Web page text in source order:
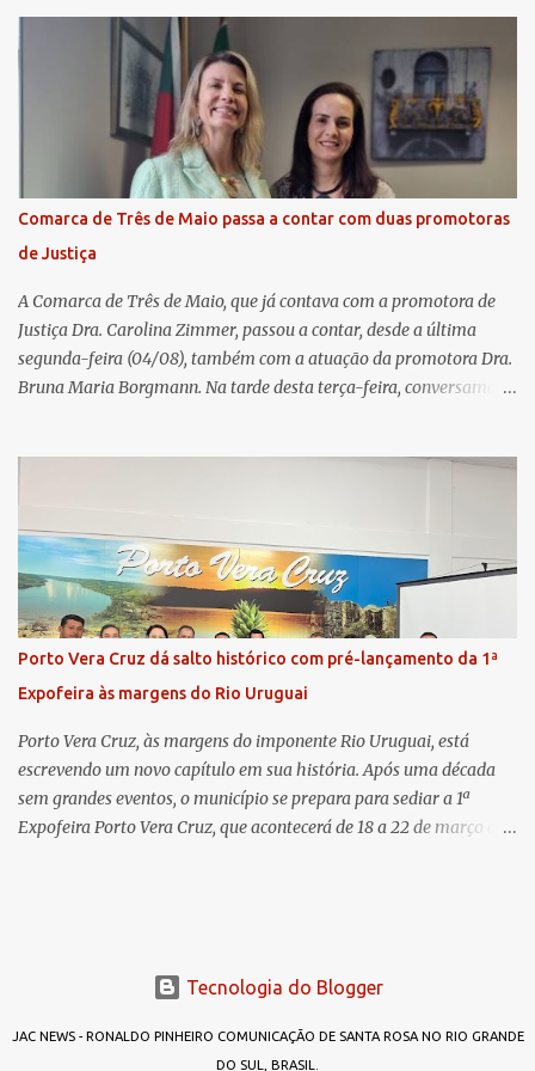
futuro. O evento ocorreu presencialmente em Santa Rosa/RS com
transmissão simultânea para os coordenadores capixabas, que
estavam reunidos em Cachoeiro de Itapemirim / ES. Durante a
Assembleia Geral Extraordinária, foram debatidas e aprovadas
pautas estratégicas, como a atualização da Política de
Remuneração dos Administradores Estatutários e do regulamento
do Fundo Social, reforçando o compromisso da cooperativa com a
transparência e a governança. No Encontro de Coordenadores de
Núcleo, o presidente da Sicredi União RS/ES, Sidnei Strejevitch, fez
um balanço das principais real...
Comarca de Três de Maio passa a contar com duas promotoras
de Justiça
A Comarca de Três de Maio, que já contava com a promotora de
Justiça Dra. Carolina Zimmer, passou a contar, desde a última
segunda-feira (04/08), também com a atuação da promotora Dra.
Bruna Maria Borgmann. Na tarde desta terça-feira, conversamos
para a comunidade, bem como a relevância da chegada da nova
colega, que contribuirá no andamento dos processos. A Dra. Bruna,
por sua vez, se apresentou à comunidade. Ela atuou por 12 anos na
Comarca de Horizontina e foi promovida para Três de Maio, onde
já esteve em outras ocasiões substituindo a Dra. Carolina durante
períodos de férias. A nova promotora ressaltou o volume de
processos da comarca e a importância do trabalho conjunto,
permitindo a divisão de atividades e maior agilidade no
atendimento às demandas. A Comarca de Três de Maio abrang...
Porto Vera Cruz dá salto histórico com pré-lançamento da 1ª
Expofeira às margens do Rio Uruguai
Porto Vera Cruz, às margens do imponente Rio Uruguai, está
escrevendo um novo capítulo em sua história. Após uma década
sem grandes eventos, o município se prepara para sediar a 1ª
Expofeira Porto Vera Cruz, que acontecerá de 18 a 22 de março de
talentos da região. Mais do que um evento, a Expofeira surge como
um divisor de águas após dez anos sem feiras ou grandes
encontros capazes de projetar o nome do município em nível
estadual. Mas afinal, por que “Expofeira Porto Vera Cruz”? A
Tecnologia do Blogger
JAC NEWS - RONALDO PINHEIRO COMUNICAÇÃO DE SANTA ROSA NO RIO GRANDE
DO SUL, BRASIL.